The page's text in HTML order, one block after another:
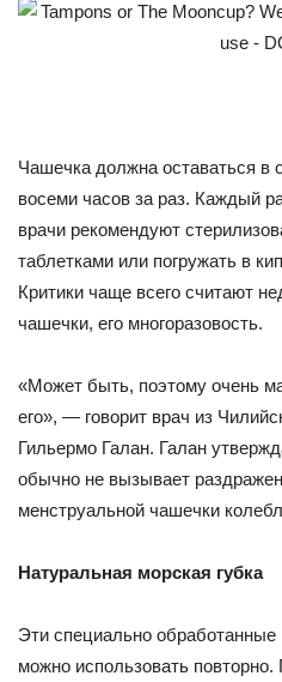
Чашечка должна оставаться в
восеми часов за раз. Каждый
врачи рекомендуют
таблетками или погружать в
Критики чаще всего считают
чашечки, его многоразовость.
«Может быть, поэтому очень
его», — говорит врач из
Гильермо Галан. Галан
обычно не вызывает
менструальной чашечки
Натуральная морская губка
Эти специально обработанные
можно использовать